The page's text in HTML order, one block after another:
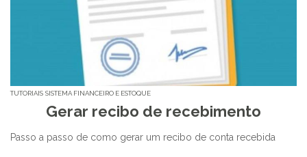
TUTORIAIS SISTEMA FINANCEIRO E ESTOQUE
Gerar recibo de recebimento
Passo a passo de como gerar um recibo de conta recebida